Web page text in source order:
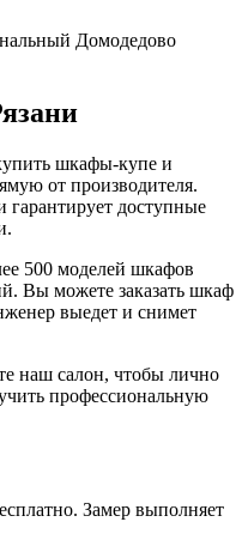
Домодедово
шкафы-купе и
от производителя.
гарантирует доступные
500 моделей шкафов
Вы можете заказать шкаф
выедет и снимет
наш салон, чтобы лично
профессиональную
Замер выполняет